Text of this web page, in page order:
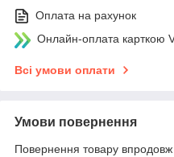
Оплата на рахунок
Онлайн-оплата карткою
Всі умови оплати
Умови повернення
Повернення товару впродовж